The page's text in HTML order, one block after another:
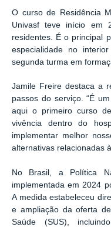
O curso de Residência
Univasf teve início em
residentes. É o principal
especialidade no
segunda turma em
Jamile Freire destaca a
passos do serviço. “É
aqui o primeiro curso
vivência dentro do
implementar melhor
alternativas relacionadas
No Brasil, a Política
implementada em 2024
A medida estabeleceu
e ampliação da oferta
Saúde (SUS),